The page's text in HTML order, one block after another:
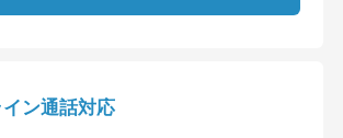
ン通話対応